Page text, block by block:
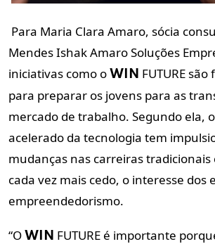
Para Maria Clara Amaro, sócia
Mendes Ishak Amaro Soluções
iniciativas como o WIN FUTURE
para preparar os jovens para as
mercado de trabalho. Segundo ela,
acelerado da tecnologia tem
mudanças nas carreiras tradicionais
cada vez mais cedo, o interesse dos
empreendedorismo.
“O WIN FUTURE é importante